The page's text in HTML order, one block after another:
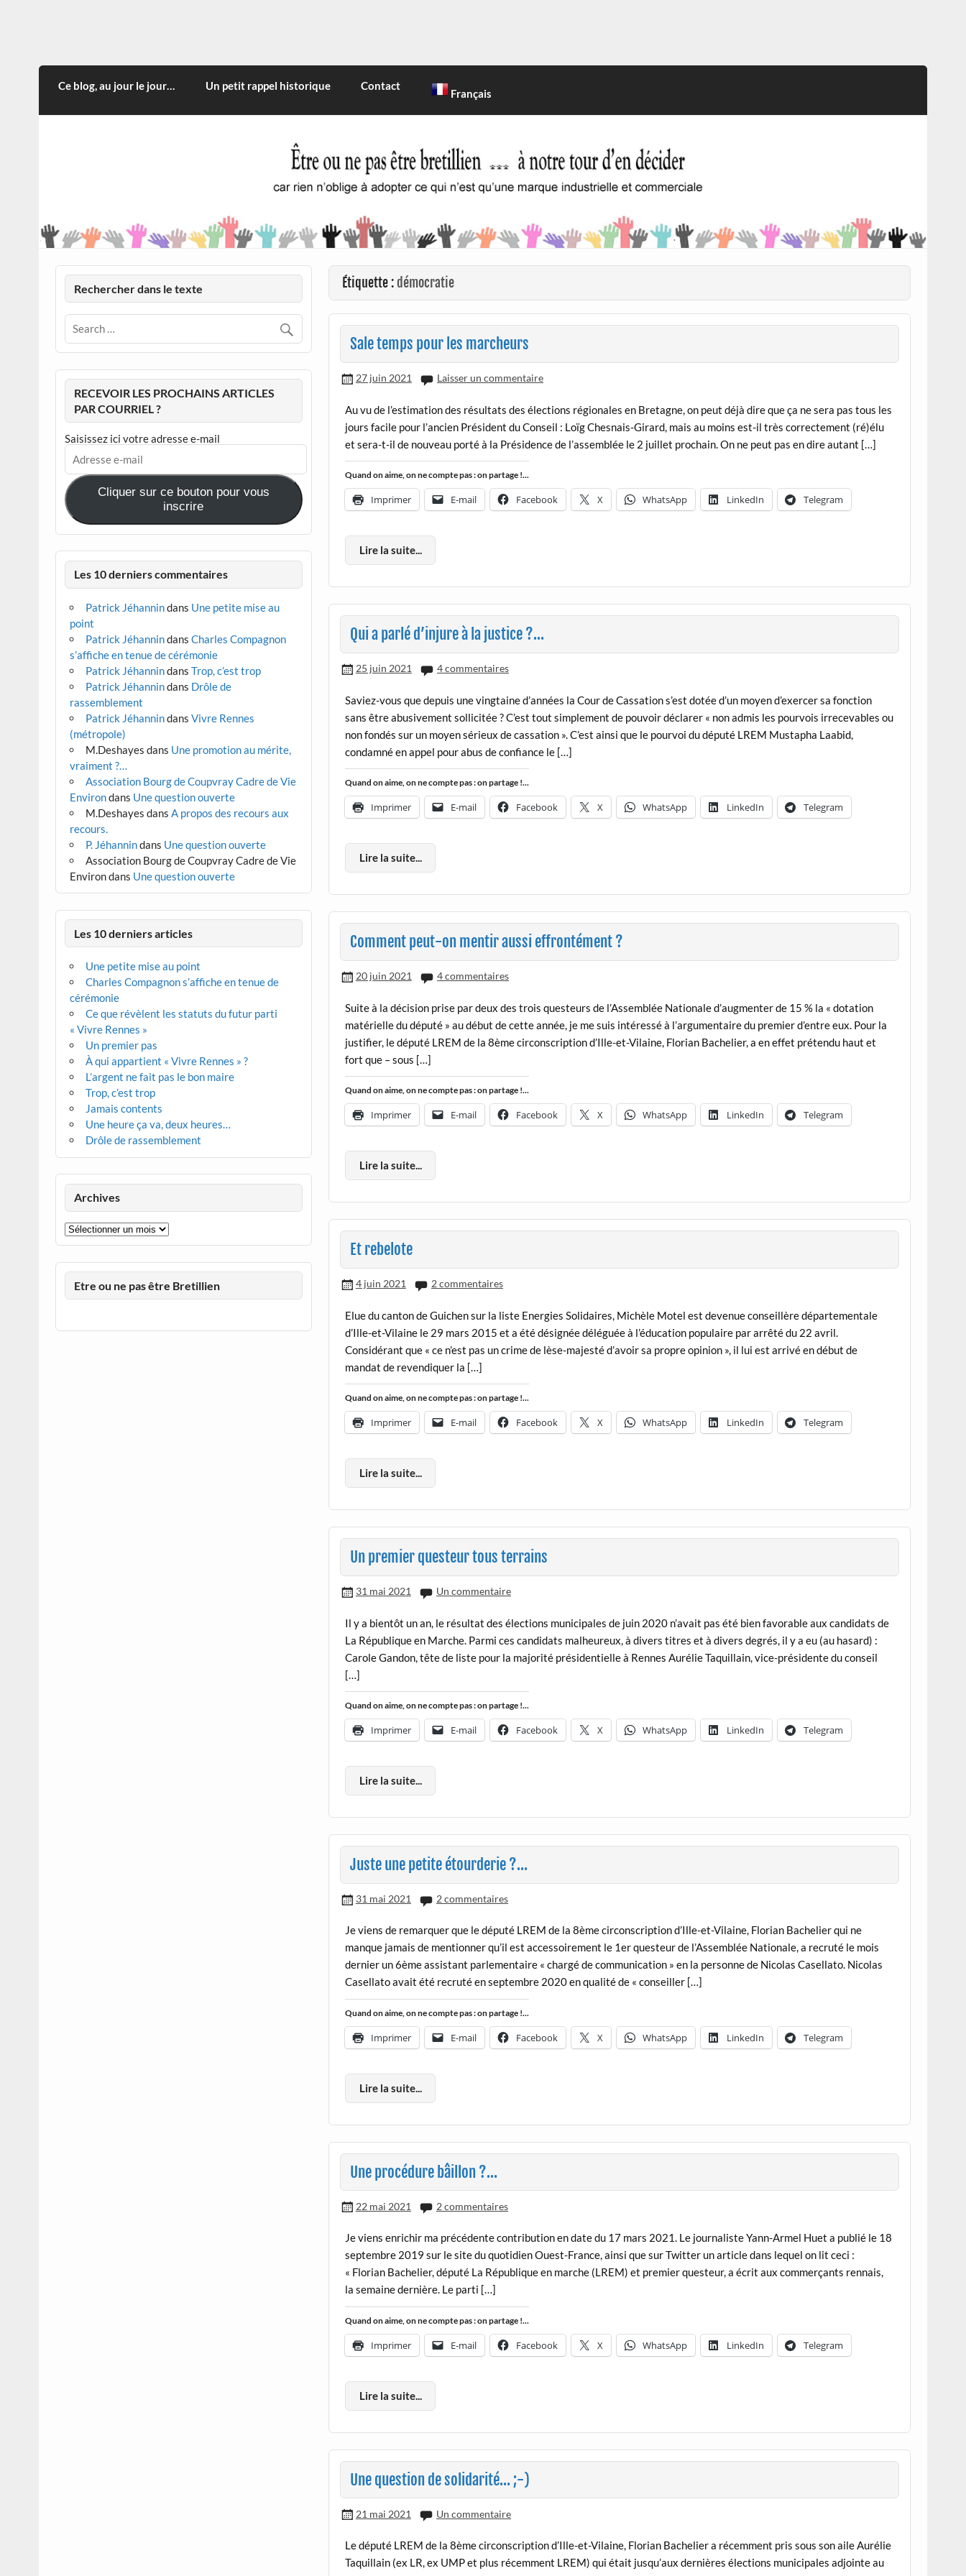
CITOYEN D'ILLE-ET-VILAINE
Ce blog, au jour le jour… Un petit rappel historique Contact
Français
Étiquette : démocratie
Sale temps pour les marcheurs
27 juin 2021 Laisser un commentaire
Au vu de l’estimation des résultats des élections régionales en Bretagne, on peut déjà dire que ça ne sera pas tous les
jours facile pour l’ancien Président du Conseil : Loïg Chesnais-Girard, mais au moins est-il très correctement (ré)élu
et sera-t-il de nouveau porté à la Présidence de l’assemblée le 2 juillet prochain. On ne peut pas en dire autant […]
Quand on aime, on ne compte pas : on partage !...
Imprimer E-mail Facebook X WhatsApp LinkedIn Telegram
Lire la suite...
Qui a parlé d’injure à la justice ?…
25 juin 2021 4 commentaires
Saviez-vous que depuis une vingtaine d’années la Cour de Cassation s’est dotée d’un moyen d’exercer sa fonction
sans être abusivement sollicitée ? C’est tout simplement de pouvoir déclarer « non admis les pourvois irrecevables ou
non fondés sur un moyen sérieux de cassation ». C’est ainsi que le pourvoi du député LREM Mustapha Laabid,
condamné en appel pour abus de confiance le […]
Quand on aime, on ne compte pas : on partage !...
Imprimer E-mail Facebook X WhatsApp LinkedIn Telegram
Lire la suite...
Comment peut-on mentir aussi effrontément ?
20 juin 2021 4 commentaires
Suite à la décision prise par deux des trois questeurs de l’Assemblée Nationale d’augmenter de 15 % la « dotation
matérielle du député » au début de cette année, je me suis intéressé à l’argumentaire du premier d’entre eux. Pour la
justifier, le député LREM de la 8ème circonscription d’Ille-et-Vilaine, Florian Bachelier, a en effet prétendu haut et
fort que – sous […]
Quand on aime, on ne compte pas : on partage !...
Imprimer E-mail Facebook X WhatsApp LinkedIn Telegram
Lire la suite...
Et rebelote
4 juin 2021 2 commentaires
Elue du canton de Guichen sur la liste Energies Solidaires, Michèle Motel est devenue conseillère départementale
d’Ille-et-Vilaine le 29 mars 2015 et a été désignée déléguée à l’éducation populaire par arrêté du 22 avril.
Considérant que « ce n’est pas un crime de lèse-majesté d’avoir sa propre opinion », il lui est arrivé en début de
mandat de revendiquer la […]
Quand on aime, on ne compte pas : on partage !...
Imprimer E-mail Facebook X WhatsApp LinkedIn Telegram
Lire la suite...
Un premier questeur tous terrains
31 mai 2021 Un commentaire
Il y a bientôt un an, le résultat des élections municipales de juin 2020 n’avait pas été bien favorable aux candidats de
La République en Marche. Parmi ces candidats malheureux, à divers titres et à divers degrés, il y a eu (au hasard) :
Carole Gandon, tête de liste pour la majorité présidentielle à Rennes Aurélie Taquillain, vice-présidente du conseil
[…]
Quand on aime, on ne compte pas : on partage !...
Imprimer E-mail Facebook X WhatsApp LinkedIn Telegram
Lire la suite...
Juste une petite étourderie ?…
31 mai 2021 2 commentaires
Je viens de remarquer que le député LREM de la 8ème circonscription d’Ille-et-Vilaine, Florian Bachelier qui ne
manque jamais de mentionner qu’il est accessoirement le 1er questeur de l’Assemblée Nationale, a recruté le mois
dernier un 6ème assistant parlementaire « chargé de communication » en la personne de Nicolas Casellato. Nicolas
Casellato avait été recruté en septembre 2020 en qualité de « conseiller […]
Quand on aime, on ne compte pas : on partage !...
Imprimer E-mail Facebook X WhatsApp LinkedIn Telegram
Lire la suite...
Une procédure bâillon ?…
22 mai 2021 2 commentaires
Je viens enrichir ma précédente contribution en date du 17 mars 2021. Le journaliste Yann-Armel Huet a publié le 18
septembre 2019 sur le site du quotidien Ouest-France, ainsi que sur Twitter un article dans lequel on lit ceci :
« Florian Bachelier, député La République en marche (LREM) et premier questeur, a écrit aux commerçants rennais,
la semaine dernière. Le parti […]
Quand on aime, on ne compte pas : on partage !...
Imprimer E-mail Facebook X WhatsApp LinkedIn Telegram
Lire la suite...
Une question de solidarité… ;-)
21 mai 2021 Un commentaire
Le député LREM de la 8ème circonscription d’Ille-et-Vilaine, Florian Bachelier a récemment pris sous son aile Aurélie
Taquillain (ex LR, ex UMP et plus récemment LREM) qui était jusqu’aux dernières élections municipales adjointe au
Rechercher dans le texte
RECEVOIR LES PROCHAINS ARTICLES
PAR COURRIEL ?
Saisissez ici votre adresse e-mail
Adresse
e-
mail
Cliquer sur ce bouton pour vous
inscrire
Les 10 derniers commentaires
Patrick Jéhannindans Une petite mise au
point
Patrick Jéhannindans Charles Compagnon
s’affiche en tenue de cérémonie
Patrick Jéhannindans Trop, c’est trop
Patrick Jéhannindans Drôle de
rassemblement
Patrick Jéhannindans Vivre Rennes
(métropole)
M.Deshayes dans Une promotion au mérite,
vraiment ?…
Association Bourg de Coupvray Cadre de Vie
Environdans Une question ouverte
M.Deshayes dans A propos des recours aux
recours.
P. Jéhannindans Une question ouverte
Association Bourg de Coupvray Cadre de Vie
Environdans Une question ouverte
Les 10 derniers articles
Une petite mise au point
Charles Compagnon s’affiche en tenue de
cérémonie
Ce que révèlent les statuts du futur parti
« Vivre Rennes »
Un premier pas
À qui appartient « Vivre Rennes » ?
L’argent ne fait pas le bon maire
Trop, c’est trop
Jamais contents
Une heure ça va, deux heures…
Drôle de rassemblement
Archives
Archives
Etre ou ne pas être Bretillien